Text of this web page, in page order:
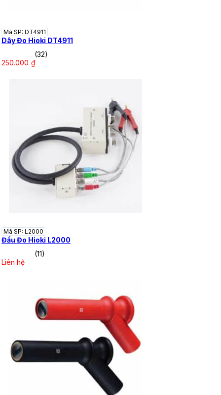
Mã SP: DT4911
Dây Đo Hioki DT4911
(32)
250.000 ₫
Mã SP: L2000
Đầu Đo Hioki L2000
(11)
Liên hệ